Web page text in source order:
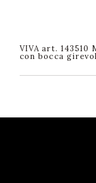
VIVA art. 143510
con bocca